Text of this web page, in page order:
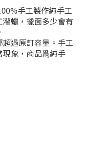
手工製作純手工
蠟，蠟面多少會有
過原訂容量。手工
象，商品爲純手